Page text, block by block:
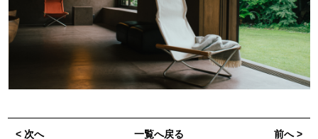
< 次へ 前へ >
一覧へ戻る